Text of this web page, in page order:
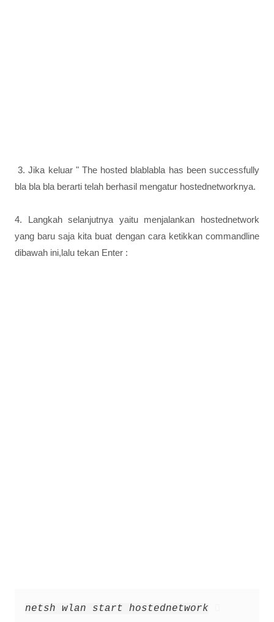
3. Jika keluar " The hosted blablabla has been successfully
bla bla bla berarti telah berhasil mengatur hostednetworknya.
4. Langkah selanjutnya yaitu menjalankan hostednetwork
yang baru saja kita buat dengan cara ketikkan commandline
dibawah ini,lalu tekan Enter :
netsh wlan start hostednetwork